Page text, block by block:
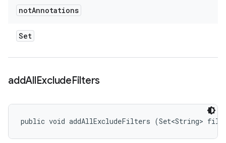
notAnnotations
Set
addAllExcludeFilters
public void addAllExcludeFilters (Set<String>